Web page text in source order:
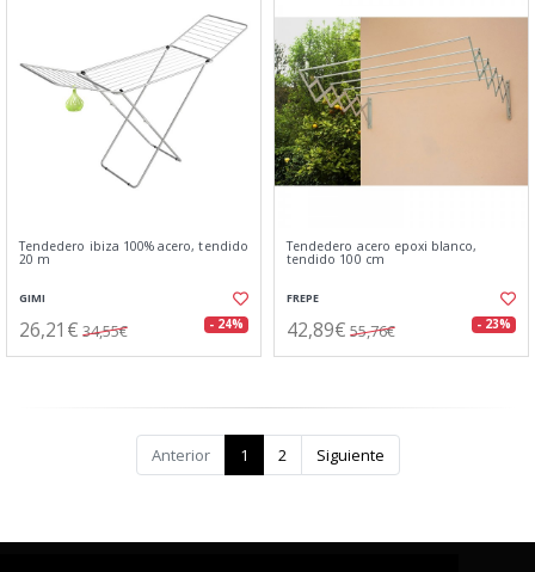
Tendedero ibiza 100% acero, tendido
20 m
GIMI
26,21€ 34,55€ - 24%
Tendedero acero epoxi blanco,
tendido 100 cm
FREPE
42,89€ 55,76€ - 23%
Anterior 1 2 Siguiente